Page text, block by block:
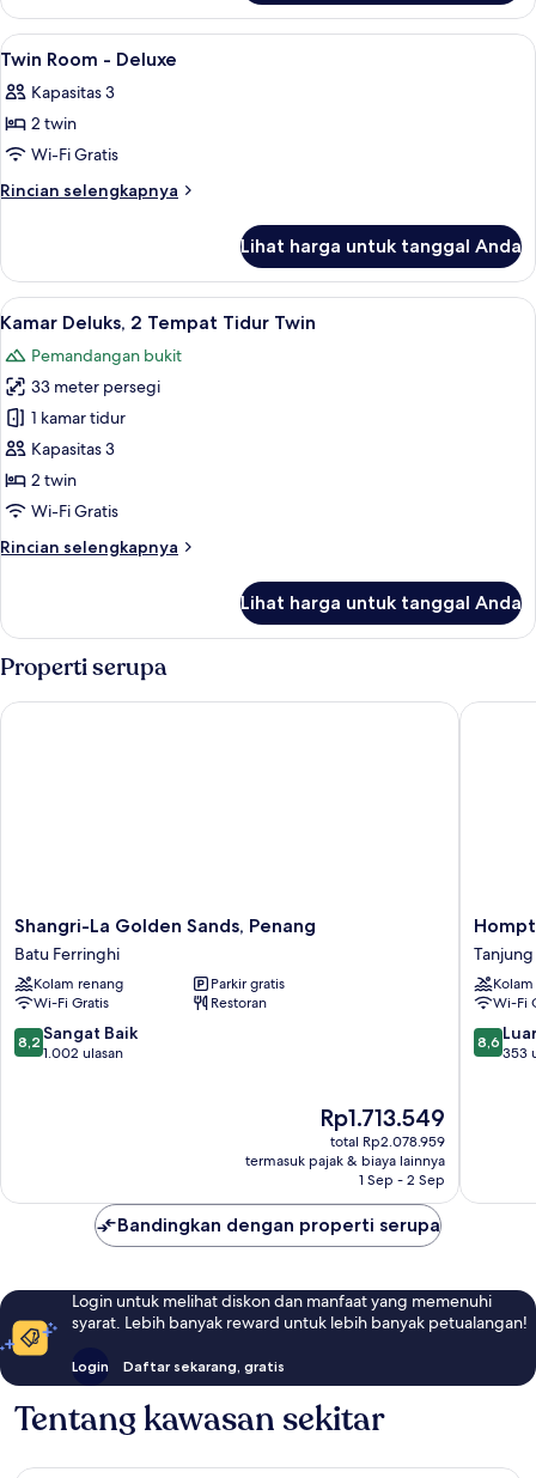
Kamar
Deluks,
1
Tidur
King
Floor)
Lihat
semua
foto
untuk
Twin
Room
Brankas, meja kerja, ruang kerja
6
Twin Room - Deluxe
Kapasitas 3
2 twin
Wi-Fi Gratis
Rincian selengkapnya
Rincian
Twin
Room
-
Lihat harga untuk tanggal Anda
Lihat
semua
foto
untuk
Kamar
Deluks,
2
Tempat
Twin
Brankas, meja kerja, ruang kerja
6
Kamar Deluks, 2 Tempat Tidur Twin
Pemandangan bukit
33 meter persegi
1 kamar tidur
Kapasitas 3
2 twin
Wi-Fi Gratis
Rincian selengkapnya
Rincian
Kamar
Deluks,
2
Tempat
Tidur
Lihat harga untuk tanggal Anda
Properti serupa
Shangri-
La
Golden
Sands,
Penang
Batu
Ferringhi
Shangri-La Golden Sands, Penang
Batu Ferringhi
Kolam renang
Parkir gratis
Wi-Fi Gratis
Restoran
8.2
dari
8,2 Sangat Baik
1.002 ulasan
Harga
sekarang
Rp1.713.549
Rp1.713.549
total Rp2.078.959
termasuk pajak & biaya lainnya
1 Sep - 2 Sep
Shangri-La Golden Sands, Penang
by
the
Beach
Penang
Tanjung
Tokong
Wi-Fi
8.6
dari
8,6
353
Bandingkan dengan properti serupa
Login untuk melihat diskon dan manfaat yang memenuhi
syarat. Lebih banyak reward untuk lebih banyak petualangan!
Login Daftar sekarang, gratis
Tentang kawasan sekitar